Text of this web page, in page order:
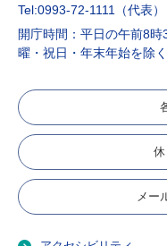
Tel:0993-72-1111（代表）
開庁時間：平日の午前8
曜・祝日・年末年始を除く
メー